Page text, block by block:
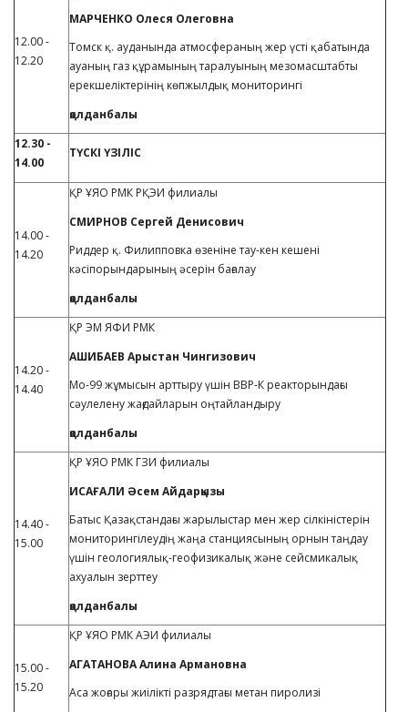
12.00 -
12.20
МАРЧЕНКО Олеся Олеговна
Томск қ. ауданында атмосфераның жер үсті қабатында
ауаның газ құрамының таралуының мезомасштабты
ерекшеліктерінің көпжылдық мониторингі
қолданбалы
12.30 -
14.00
ТҮСКІ ҮЗІЛІС
14.00 -
14.20
ҚР ҰЯО РМК РҚЭИ филиалы
СМИРНОВ Сергей Денисович
Риддер қ. Филипповка өзеніне тау-кен кешені
кәсіпорындарының әсерін бағалау
қолданбалы
14.20 -
14.40
ҚР ЭМ ЯФИ РМК
АШИБАЕВ Арыстан Чингизович
Mo-99 жұмысын арттыру үшін ВВР-К реакторындағы
сәулелену жағдайларын оңтайландыру
қолданбалы
14.40 -
15.00
ҚР ҰЯО РМК ГЗИ филиалы
ИСАҒАЛИ Әсем Айдарқызы
Батыс Қазақстандағы жарылыстар мен жер сілкіністерін
мониторингілеудің жаңа станциясының орнын таңдау
үшін геологиялық-геофизикалық және сейсмикалық
ахуалын зерттеу
қолданбалы
15.00 -
15.20
ҚР ҰЯО РМК АЭИ филиалы
АГАТАНОВА Алина Армановна
Аса жоғары жиілікті разрядтағы метан пиролизі